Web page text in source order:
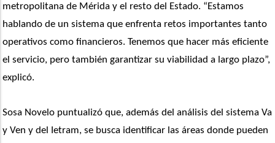
metropolitana de Mérida y el resto del Estado. “Estamos
hablando de un sistema que enfrenta retos importantes tanto
operativos como financieros. Tenemos que hacer más eficiente
el servicio, pero también garantizar su viabilidad a largo plazo”,
explicó.
Sosa Novelo puntualizó que, además del análisis del sistema Va
y Ven y del Ietram, se busca identificar las áreas donde pueden